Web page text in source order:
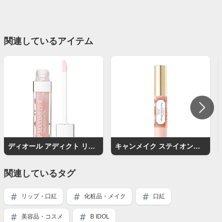
関連しているアイテム
ディオール アディクト リップ マキシマイザー キャンメイク ステイオンバームルージュ
関連しているタグ
リップ・口紅 化粧品・メイク 口紅
美容品・コスメ
B IDOL